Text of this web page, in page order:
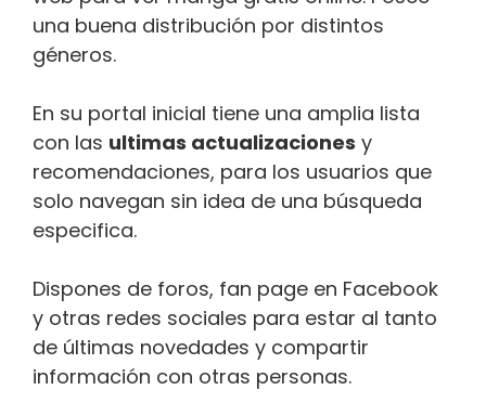
una buena distribución por distintos
géneros.
En su portal inicial tiene una amplia lista
con las ultimas actualizaciones y
recomendaciones, para los usuarios que
solo navegan sin idea de una búsqueda
especifica.
Dispones de foros, fan page en Facebook
y otras redes sociales para estar al tanto
de últimas novedades y compartir
información con otras personas.